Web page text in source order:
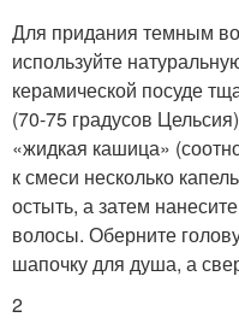
Для придания темным
используйте
керамической посуде
(70-75 градусов
«жидкая кашица»
к смеси несколько
остыть, а затем
волосы. Оберните
шапочку для душа, а
2